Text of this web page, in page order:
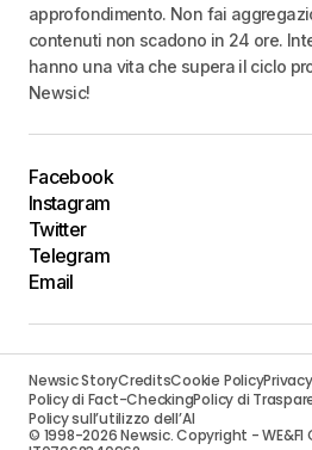
approfondimento. Non fai
contenuti non scadono in 24 ore.
hanno una vita che supera il ciclo
Newsic!
Facebook
Instagram
Twitter
Telegram
Email
Newsic StoryCreditsCookie PolicyPrivacy
Policy di Fact-CheckingPolicy di
Policy sull’utilizzo dell’AI
© 1998-2026 Newsic. Copyright - WE&FI